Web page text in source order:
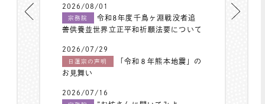
2026/08/01
宗務院
令和8年度千鳥ヶ淵戦没者追
善供養並世界立正平和祈願法要について
2026/07/29
日蓮宗の声明
「令和８年熊本地震」の
お見舞い
2026/07/16